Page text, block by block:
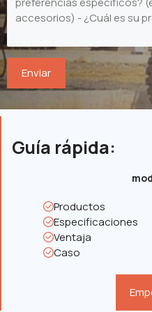
Guía rápida:
Productos
Especificaciones
Ventaja
Caso